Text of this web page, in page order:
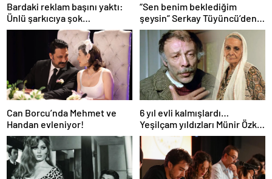
Bardaki reklam başını yaktı:
Ünlü şarkıcıya şok
soruşturma! Haberim yoktu…
“Sen benim beklediğim
şeysin” Serkay Tüyüncü’den
Zeynep Bastık’a aşk dolu 1. yıl
kutlaması!
Can Borcu’nda Mehmet ve
Handan evleniyor!
6 yıl evli kalmışlardı…
Yeşilçam yıldızları Münir Özkul
ile Suna Selen’in kızları da
ünlü çıktı!